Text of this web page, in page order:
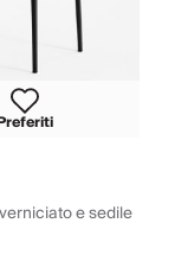
e sedile